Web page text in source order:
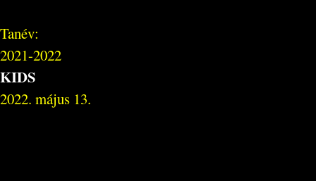
Tanév:
2021-2022
KIDS
2022. május 13.